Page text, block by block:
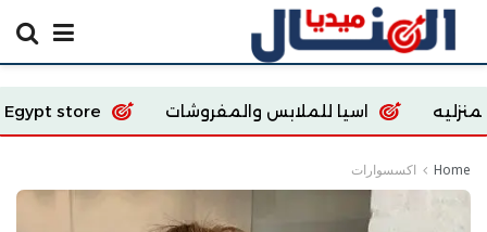
اسيا للملابس والمفروشات Ecoway Egypt store
Home اكسسوارات